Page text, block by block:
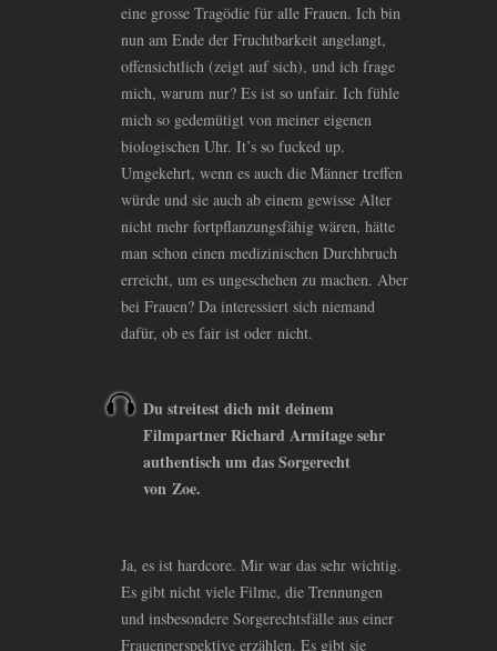
eine grosse Tragödie für alle Frauen. Ich bin
nun am Ende der Fruchtbarkeit angelangt,
offensichtlich (zeigt auf sich), und ich frage
mich, warum nur? Es ist so unfair. Ich fühle
mich so gedemütigt von meiner eigenen
biologischen Uhr. It’s so fucked up.
Umgekehrt, wenn es auch die Männer treffen
würde und sie auch ab einem gewisse Alter
nicht mehr fortpflanzungsfähig wären, hätte
man schon einen medizinischen Durchbruch
erreicht, um es ungeschehen zu machen. Aber
bei Frauen? Da interessiert sich niemand
dafür, ob es fair ist oder nicht.
Du streitest dich mit deinem
Filmpartner Richard Armitage sehr
authentisch um das Sorgerecht
von Zoe.
Ja, es ist hardcore. Mir war das sehr wichtig.
Es gibt nicht viele Filme, die Trennungen
und insbesondere Sorgerechtsfälle aus einer
Frauenperspektive erzählen. Es gibt sie